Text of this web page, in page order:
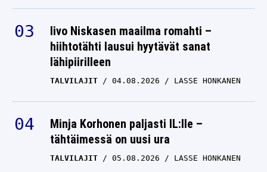
Iivo Niskasen maailma romahti –
hiihtotähti lausui hyytävät sanat
lähipiirilleen
TALVILAJIT 04.08.2026 LASSE HONKANEN
Minja Korhonen paljasti IL:lle –
tähtäimessä on uusi ura
TALVILAJIT 05.08.2026 LASSE HONKANEN